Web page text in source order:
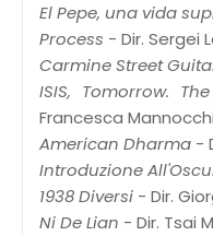
El Pepe, una vida
Process - Dir. Sergei
Carmine Street
ISIS, Tomorrow.
Francesca
American Dharma -
Introduzione
1938 Diversi - Dir.
Ni De Lian - Dir. Tsai